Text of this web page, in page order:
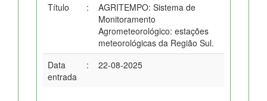
Título :
AGRITEMPO: Sistema de
Monitoramento
Agrometeorológico: estações
meteorológicas da Região Sul.
Data
entrada
: 22-08-2025